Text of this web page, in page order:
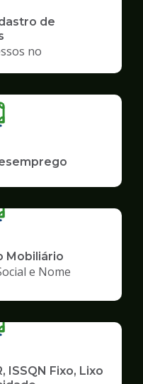
de
no
Mobiliário
e Nome
ISSQN Fixo, Lixo